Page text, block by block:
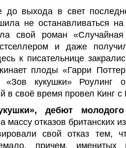
выхода в свет
не останавливаться
свой роман
и даже
к писательнице
плоды «Гарри
«Зов кукушки» Роулинг
в своё время провел Кинг
дебют
массу отказов британских
свой отказ тем,
причем, именитых